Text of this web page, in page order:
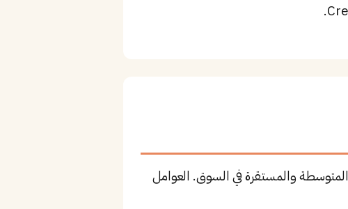
والمستقرة في السوق. العوامل